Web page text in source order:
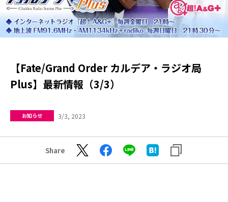
【Fate/Grand Order カルデア・ラジオ局
Plus】最新情報（3/3）
お知らせ 3/3, 2023
Share